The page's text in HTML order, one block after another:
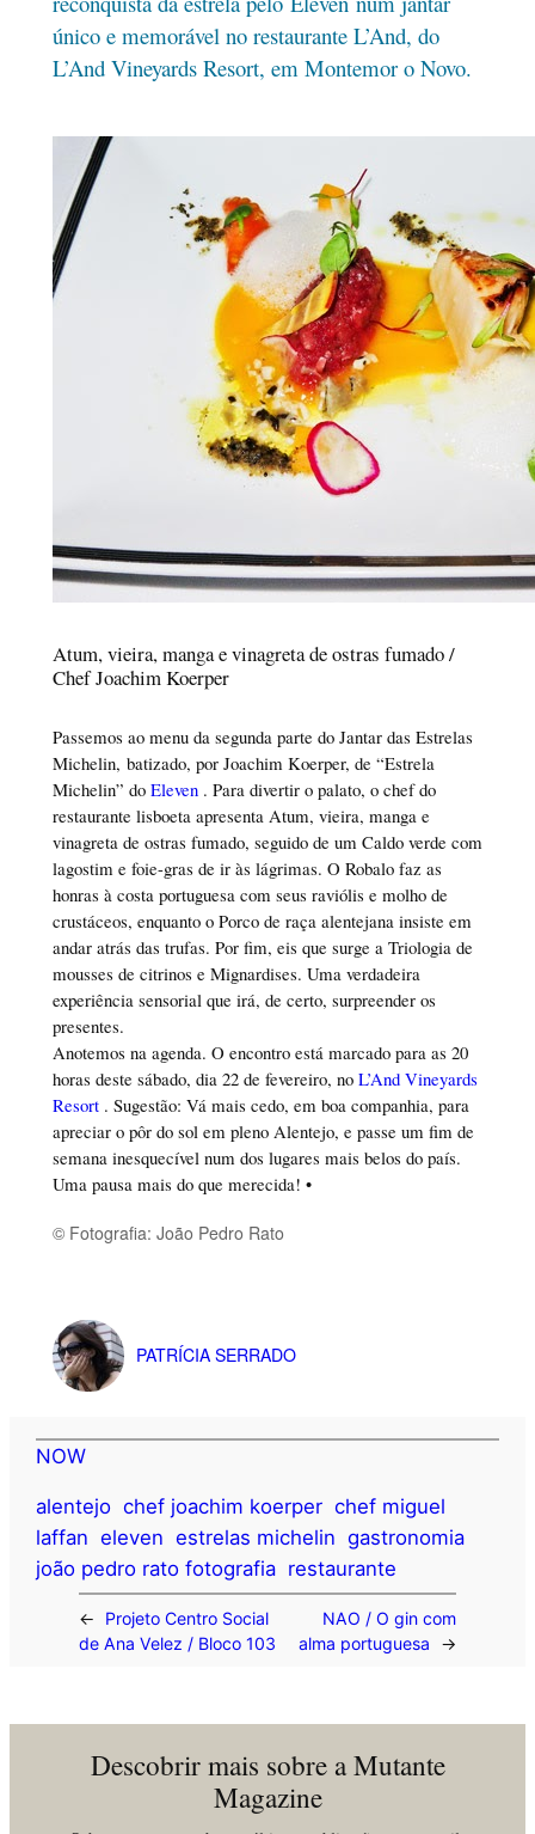
único e memorável no restaurante L’And, do
L’And Vineyards Resort, em Montemor o Novo.
Atum, vieira, manga e vinagreta de ostras fumado /
Chef Joachim Koerper
Passemos ao menu da segunda parte do Jantar das Estrelas
Michelin, batizado, por Joachim Koerper, de “Estrela
Michelin” do Eleven . Para divertir o palato, o chef do
restaurante lisboeta apresenta Atum, vieira, manga e
vinagreta de ostras fumado, seguido de um Caldo verde com
lagostim e foie-gras de ir às lágrimas. O Robalo faz as
honras à costa portuguesa com seus raviólis e molho de
crustáceos, enquanto o Porco de raça alentejana insiste em
andar atrás das trufas. Por fim, eis que surge a Triologia de
mousses de citrinos e Mignardises. Uma verdadeira
experiência sensorial que irá, de certo, surpreender os
presentes.
Anotemos na agenda. O encontro está marcado para as 20
horas deste sábado, dia 22 de fevereiro, no L’And Vineyards
Resort . Sugestão: Vá mais cedo, em boa companhia, para
apreciar o pôr do sol em pleno Alentejo, e passe um fim de
semana inesquecível num dos lugares mais belos do país.
Uma pausa mais do que merecida! •
© Fotografia: João Pedro Rato
PATRÍCIA SERRADO
NOW
alentejo chef joachim koerper chef miguel
laffan eleven estrelas michelin gastronomia
joão pedro rato fotografia restaurante
←
Projeto Centro Social
de Ana Velez / Bloco 103
NAO / O gin com
alma portuguesa
→
Descobrir mais sobre a Mutante
Magazine